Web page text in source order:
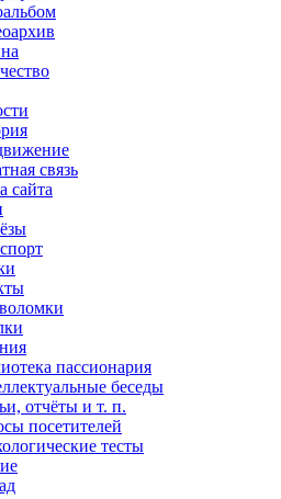
связь
сайта
пассионария
беседы
отчёты и т. п.
посетителей
тесты